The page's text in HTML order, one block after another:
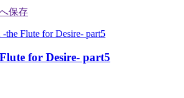
for Desire- part5